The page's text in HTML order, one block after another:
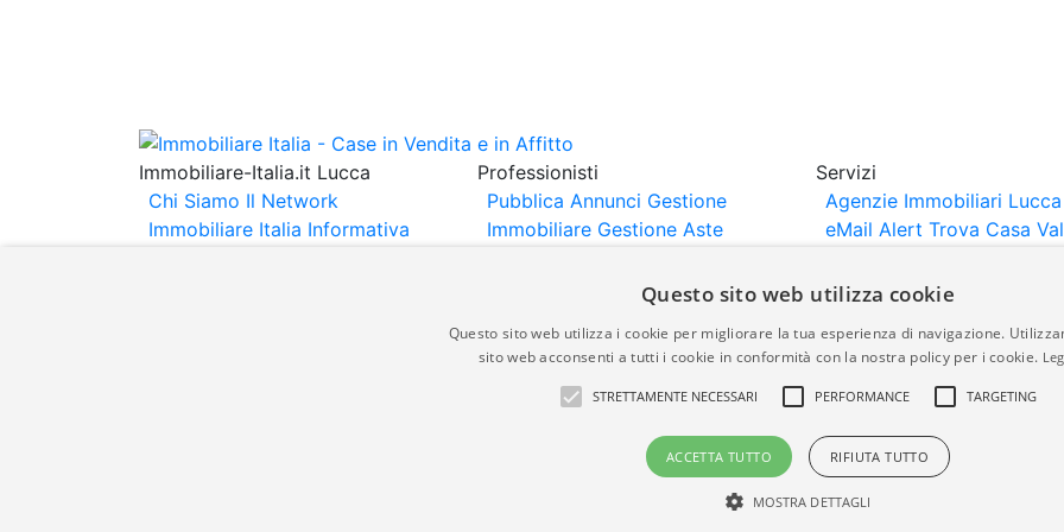
Immobiliare-Italia.it Lucca
Chi Siamo Il Network
Immobiliare Italia Informativa
Professionisti
Pubblica Annunci Gestione
Immobiliare Gestione Aste
Importazione
Servizi
Agenzie Immobiliari Lucca
eMail Alert Trova Casa
Gli annunci immobiliari presenti su immobiliare-italia.it vengono pubblicati da agenzie immobiliari e
italia.it quindi non è responsabile della veridicità, della correttezza, della completezza, della
Questo sito web utilizza cookie
Questo sito web utilizza i cookie per migliorare la tua esperienza di navigazione.
sito web acconsenti a tutti i cookie in conformità con la nostra policy per i cookie.
STRETTAMENTE NECESSARI PERFORMANCE TARGETING
ACCETTA TUTTO RIFIUTA TUTTO
MOSTRA DETTAGLI